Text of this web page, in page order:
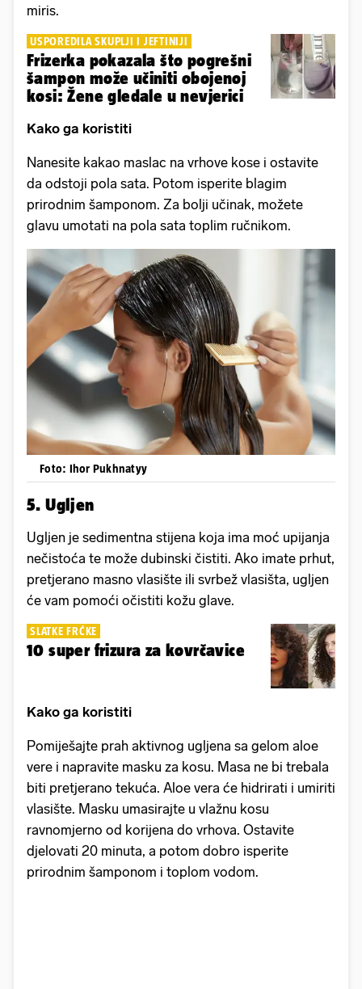
miris.
USPOREDILA SKUPLJI I JEFTINIJI
Frizerka pokazala što pogrešni
šampon može učiniti obojenoj
kosi: Žene gledale u nevjerici
Kako ga koristiti
Nanesite kakao maslac na vrhove kose i ostavite
da odstoji pola sata. Potom isperite blagim
prirodnim šamponom. Za bolji učinak, možete
glavu umotati na pola sata toplim ručnikom.
Foto: Ihor Pukhnatyy
5. Ugljen
Ugljen je sedimentna stijena koja ima moć upijanja
nečistoća te može dubinski čistiti. Ako imate prhut,
pretjerano masno vlasište ili svrbež vlasišta, ugljen
će vam pomoći očistiti kožu glave.
SLATKE FRĆKE
10 super frizura za kovrčavice
Kako ga koristiti
Pomiješajte prah aktivnog ugljena sa gelom aloe
vere i napravite masku za kosu. Masa ne bi trebala
biti pretjerano tekuća. Aloe vera će hidrirati i umiriti
vlasište. Masku umasirajte u vlažnu kosu
ravnomjerno od korijena do vrhova. Ostavite
djelovati 20 minuta, a potom dobro isperite
prirodnim šamponom i toplom vodom.